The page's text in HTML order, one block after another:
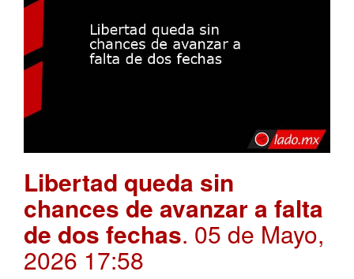
Libertad queda sin
chances de avanzar a falta
de dos fechas. 05 de Mayo,
2026 17:58